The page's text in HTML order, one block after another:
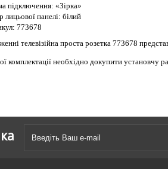
підключення: «Зірка»
лицьової панелі: білий
773678
телевізійна проста розетка 773678
комплектації необхідно докупити установчу